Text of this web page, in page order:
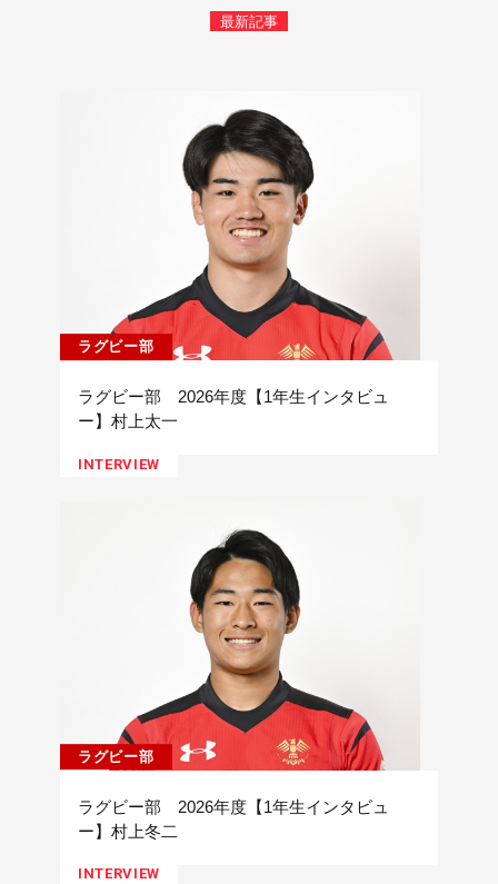
最新記事
ラグビー部
ラグビー部 2026年度【1年生インタビュ
ー】村上太一
INTERVIEW
ラグビー部
ラグビー部 2026年度【1年生インタビュ
ー】村上冬二
INTERVIEW